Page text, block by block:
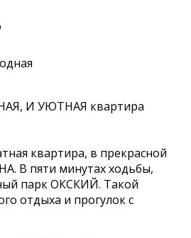
И УЮТНАЯ квартира
квартира, в прекрасной
В пяти минутах ходьбы,
парк ОКСКИЙ. Такой
отдыха и прогулок с